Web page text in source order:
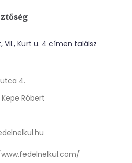
Kürt u. 4 címen találsz
4.
Róbert